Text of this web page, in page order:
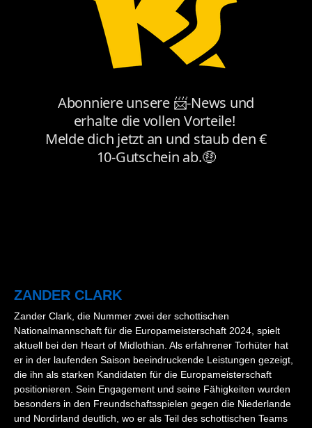
ZANDER CLARK
Zander Clark, die Nummer zwei der schottischen
Nationalmannschaft für die Europameisterschaft 2024, spielt
aktuell bei den Heart of Midlothian. Als erfahrener Torhüter hat
er in der laufenden Saison beeindruckende Leistungen gezeigt,
die ihn als starken Kandidaten für die Europameisterschaft
positionieren. Sein Engagement und seine Fähigkeiten wurden
besonders in den Freundschaftsspielen gegen die Niederlande
und Nordirland deutlich, wo er als Teil des schottischen Teams